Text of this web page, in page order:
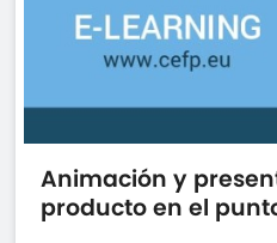
Animación y
producto en el